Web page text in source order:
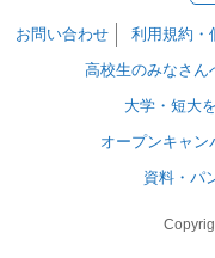
お問い合わせ 利用規約・
高校生のみなさん
大学・短大
オープンキャン
資料・パ